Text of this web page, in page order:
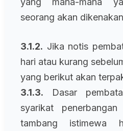
seorang akan
3.1.2. Jika notis
hari atau kurang
yang berikut akan
3.1.3. Dasar
syarikat
tambang istimewa